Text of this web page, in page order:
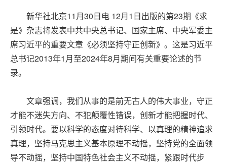
微信矩阵
新华社北京11月30日电 12月1日出版的第23期《求
是》杂志将发表中共中央总书记、国家主席、中央军委主
席习近平的重要文章《必须坚持守正创新》。这是习近平
总书记2013年1月至2024年8月期间有关重要论述的节
录。
文章强调，我们从事的是前无古人的伟大事业，守正
才能不迷失方向、不犯颠覆性错误，创新才能把握时代、
引领时代。要以科学的态度对待科学、以真理的精神追求
真理，坚持马克思主义基本原理不动摇，坚持党的全面领
导不动摇，坚持中国特色社会主义不动摇，紧跟时代步